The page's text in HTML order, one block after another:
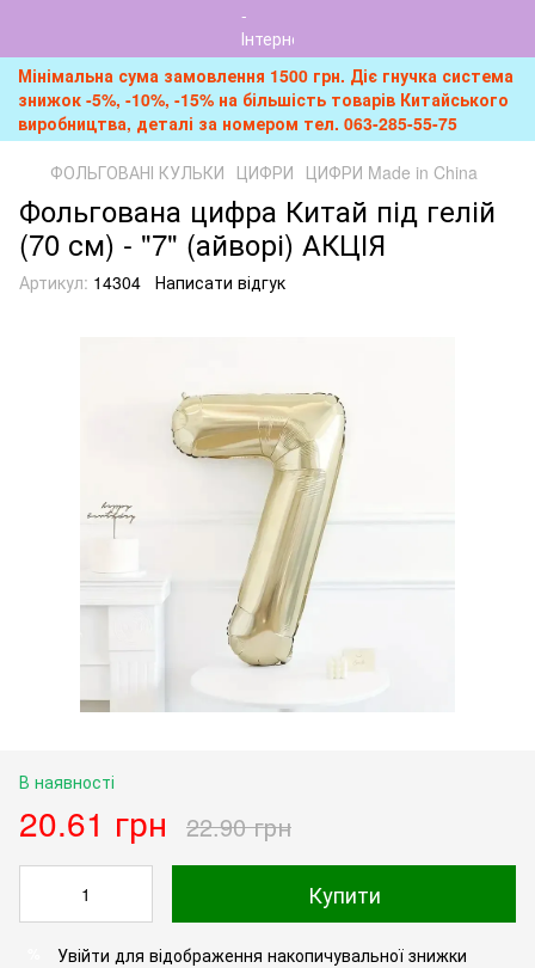
Мінімальна сума замовлення 1500 грн. Діє гнучка система
знижок -5%, -10%, -15% на більшість товарів Китайського
виробництва, деталі за номером тел. 063-285-55-75
ФОЛЬГОВАНІ КУЛЬКИ ЦИФРИ ЦИФРИ Made in China
Фольгована цифра Китай під гелій
(70 см) - "7" (айворі) АКЦІЯ
Артикул: 14304 Написати відгук
В наявності
20.61 грн 22.90 грн
Купити
Увійти для відображення накопичувальної знижки